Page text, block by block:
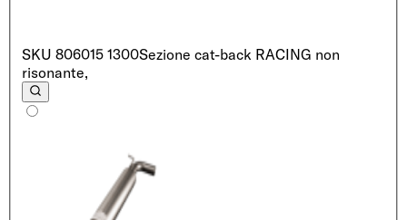
SKU 806015 1300Sezione cat-back RACING non
risonante,